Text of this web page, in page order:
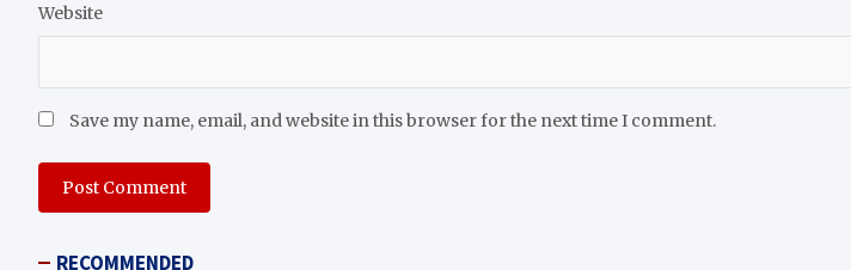
Website
Save my name, email, and website in this browser for the next time I comment.
RECOMMENDED